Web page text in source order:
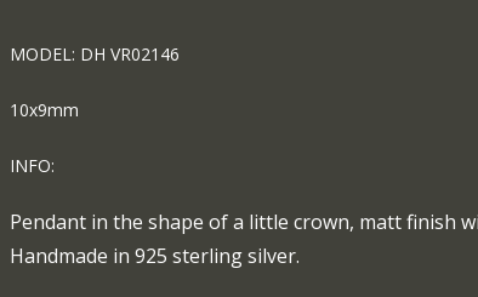
MODEL: DH VR02146
10x9mm
INFO:
Pendant in the shape of a little crown, matt finish
Handmade in 925 sterling silver.